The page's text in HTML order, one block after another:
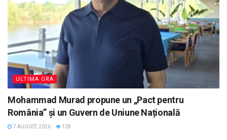
ULTIMA ORA
Mohammad Murad propune un „Pact pentru
România” și un Guvern de Uniune Națională
7 AUGUST, 2026 128